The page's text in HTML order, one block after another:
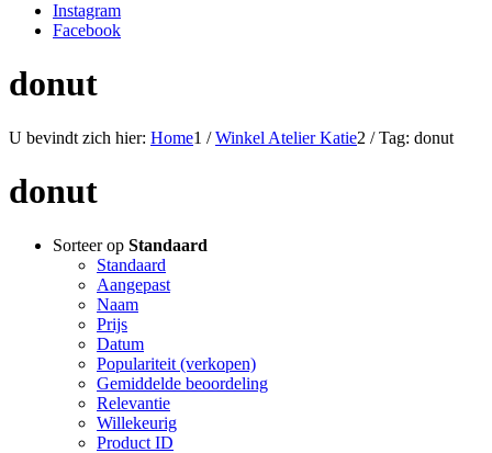
Instagram
Facebook
donut
U bevindt zich hier: Home1 / Winkel Atelier Katie2 / Tag: donut
donut
Sorteer op Standaard
Standaard
Aangepast
Naam
Prijs
Datum
Populariteit (verkopen)
Gemiddelde beoordeling
Relevantie
Willekeurig
Product ID